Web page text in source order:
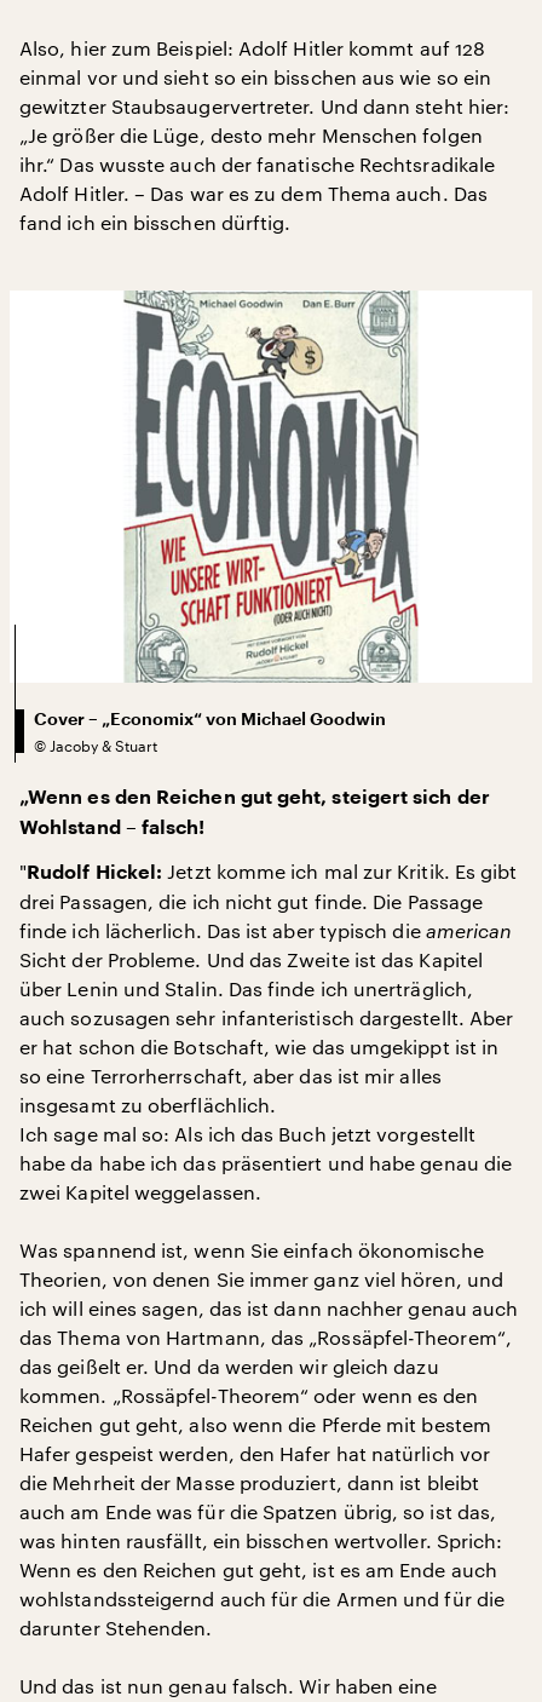
Also, hier zum Beispiel: Adolf Hitler kommt auf 128
einmal vor und sieht so ein bisschen aus wie so ein
gewitzter Staubsaugervertreter. Und dann steht hier:
„Je größer die Lüge, desto mehr Menschen folgen
ihr.“ Das wusste auch der fanatische Rechtsradikale
Adolf Hitler. – Das war es zu dem Thema auch. Das
fand ich ein bisschen dürftig.
Cover – „Economix“ von Michael Goodwin
© Jacoby & Stuart
„Wenn es den Reichen gut geht, steigert sich der
Wohlstand – falsch!
" Rudolf Hickel: Jetzt komme ich mal zur Kritik. Es gibt
drei Passagen, die ich nicht gut finde. Die Passage
finde ich lächerlich. Das ist aber typisch die american
Sicht der Probleme. Und das Zweite ist das Kapitel
über Lenin und Stalin. Das finde ich unerträglich,
auch sozusagen sehr infanteristisch dargestellt. Aber
er hat schon die Botschaft, wie das umgekippt ist in
so eine Terrorherrschaft, aber das ist mir alles
insgesamt zu oberflächlich.
Ich sage mal so: Als ich das Buch jetzt vorgestellt
habe da habe ich das präsentiert und habe genau die
zwei Kapitel weggelassen.
Was spannend ist, wenn Sie einfach ökonomische
Theorien, von denen Sie immer ganz viel hören, und
ich will eines sagen, das ist dann nachher genau auch
das Thema von Hartmann, das „Rossäpfel-Theorem“,
das geißelt er. Und da werden wir gleich dazu
kommen. „Rossäpfel-Theorem“ oder wenn es den
Reichen gut geht, also wenn die Pferde mit bestem
Hafer gespeist werden, den Hafer hat natürlich vor
die Mehrheit der Masse produziert, dann ist bleibt
auch am Ende was für die Spatzen übrig, so ist das,
was hinten rausfällt, ein bisschen wertvoller. Sprich:
Wenn es den Reichen gut geht, ist es am Ende auch
wohlstandssteigernd auch für die Armen und für die
darunter Stehenden.
Und das ist nun genau falsch. Wir haben eine